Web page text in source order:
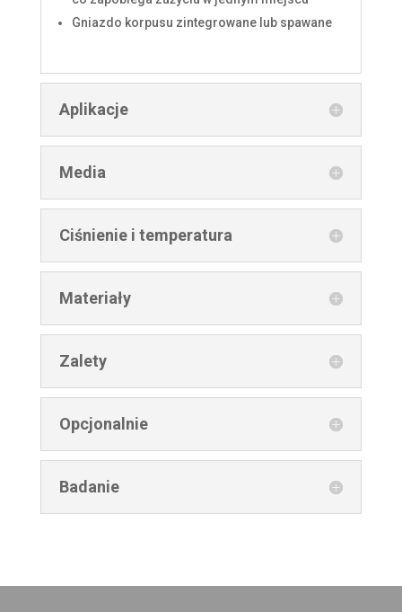
Gniazdo korpusu zintegrowane lub spawane
Aplikacje
Media
Ciśnienie i temperatura
Materiały
Zalety
Opcjonalnie
Badanie